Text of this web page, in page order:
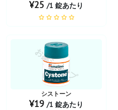
¥25 /1 錠あたり
お薬ショップ
シストーン
¥19 /1 錠あたり